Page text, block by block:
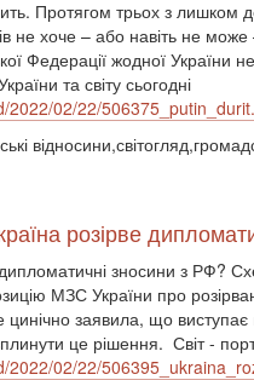
Протягом трьох з лишком
не хоче – або навіть не
Федерації жодної України
та світу сьогодні
2022/02/22/
розірве
дипломатичні зносини з РФ?
МЗС України про
заявила, що виступає
це рішення. Світ -
2022/02/22/